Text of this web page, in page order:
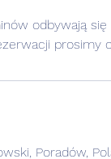
odbywają
Poradów,